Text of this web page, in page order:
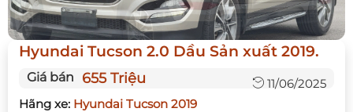
Hyundai Tucson 2.0 Dầu Sản xuất 2019.
11/06/2025
Giá bán 655 Triệu
Hãng xe: Hyundai Tucson 2019